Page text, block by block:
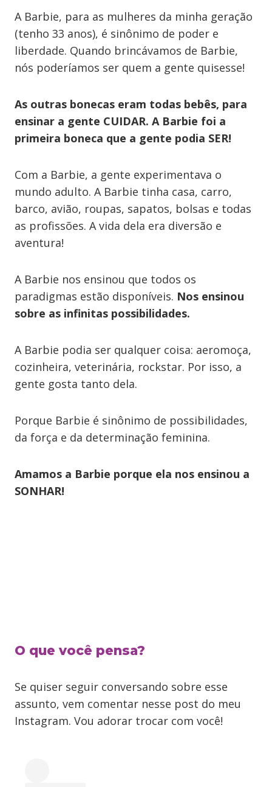
A Barbie, para as mulheres da minha geração
(tenho 33 anos), é sinônimo de poder e
liberdade. Quando brincávamos de Barbie,
nós poderíamos ser quem a gente quisesse!
As outras bonecas eram todas bebês, para
ensinar a gente CUIDAR. A Barbie foi a
primeira boneca que a gente podia SER!
Com a Barbie, a gente experimentava o
mundo adulto. A Barbie tinha casa, carro,
barco, avião, roupas, sapatos, bolsas e todas
as profissões. A vida dela era diversão e
aventura!
A Barbie nos ensinou que todos os
paradigmas estão disponíveis. Nos ensinou
sobre as infinitas possibilidades.
A Barbie podia ser qualquer coisa: aeromoça,
cozinheira, veterinária, rockstar. Por isso, a
gente gosta tanto dela.
Porque Barbie é sinônimo de possibilidades,
da força e da determinação feminina.
Amamos a Barbie porque ela nos ensinou a
SONHAR!
O que você pensa?
Se quiser seguir conversando sobre esse
assunto, vem comentar nesse post do meu
Instagram. Vou adorar trocar com você!